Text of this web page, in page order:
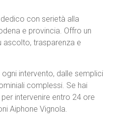
con serietà alla
e provincia. Offro un
trasparenza e
intervento, dalle semplici
complessi. Se hai
per intervenire entro 24 ore
Aiphone Vignola.